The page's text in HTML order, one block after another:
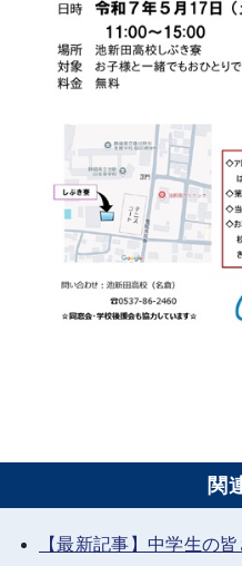
関
【最新記事】中学生の